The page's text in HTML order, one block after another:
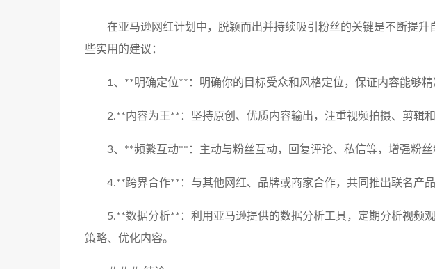
在亚马逊网红计划中，脱颖而出并持续吸引粉丝的关键是不断提
些实用的建议：
1、**明确定位**：明确你的目标受众和风格定位，保证内容能够精
2.**内容为王**：坚持原创、优质内容输出，注重视频拍摄、剪辑
3、**频繁互动**：主动与粉丝互动，回复评论、私信等，增强粉丝
4.**跨界合作**：与其他网红、品牌或商家合作，共同推出联名产
5.**数据分析**：利用亚马逊提供的数据分析工具，定期分析视频
策略、优化内容。